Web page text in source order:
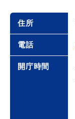
住所
電話
開庁時間